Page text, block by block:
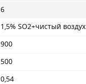
6
1,5% SO2+чистый воздух
900
500
0,54